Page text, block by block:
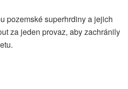
pozemské superhrdiny a jejich
za jeden provaz, aby zachránily